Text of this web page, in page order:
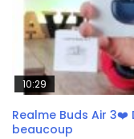
10:29
Realme Buds Air 3❤️
beaucoup